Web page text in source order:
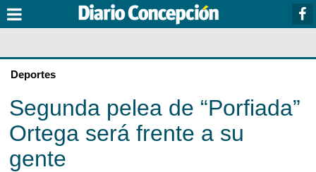
Deportes
Segunda pelea de “Porfiada”
Ortega será frente a su
gente